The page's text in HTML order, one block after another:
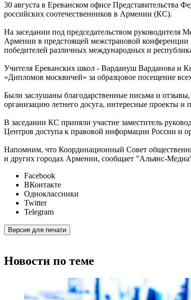
30 августа в Ереванском офисе Представительства
российских соотечественников в Армении (КС).
На заседании под председательством
Армении в предстоящей межстрановой конференции
победителей различных международных и
Учителя Ереванских школ - Вардануш Варданова и
«Дипломов москвичей» за образцовое посещение
Были заслушаны благодарственные письма и
организацию летнего досуга, интересные проекты и
В заседании КС приняли участие заместитель
Центров доступа к правовой информации России и
Напомним, что Координационный Совет
и других городах Армении, сообщает "Альянс-
Facebook
ВКонтакте
Одноклассники
Twitter
Telegram
Версия для печати
Новости по теме